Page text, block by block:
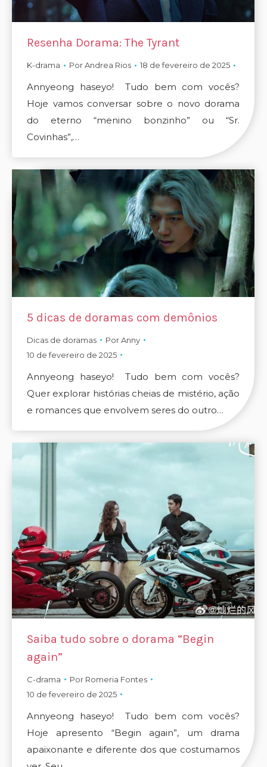
Resenha Dorama: The Tyrant
K-drama PorAndrea Rios 18 de fevereiro de 2025
Annyeong haseyo! Tudo bem com vocês?
Hoje vamos conversar sobre o novo dorama
do eterno “menino bonzinho” ou “Sr.
Covinhas”,…
5 dicas de doramas com demônios
Dicas de doramas PorAnny
10 de fevereiro de 2025
Annyeong haseyo! Tudo bem com vocês?
Quer explorar histórias cheias de mistério, ação
e romances que envolvem seres do outro…
Saiba tudo sobre o dorama “Begin
again”
C-drama Por Romeria Fontes
10 de fevereiro de 2025
Annyeong haseyo! Tudo bem com vocês?
Hoje apresento “Begin again”, um drama
apaixonante e diferente dos que costumamos